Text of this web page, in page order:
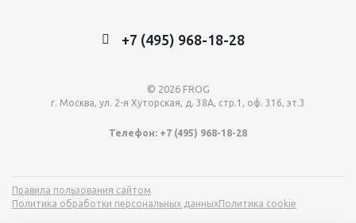
+7 (495) 968-18-28
© 2026 FROG
г. Москва, ул. 2-я Хуторская, д. 38А, стр.1, оф. 316, эт.3
Телефон: +7 (495) 968-18-28
Правила пользования сайтом
Политика обработки персональных данныхПолитика cookie